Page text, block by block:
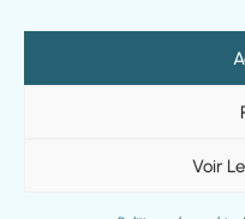
Voir
Conditions